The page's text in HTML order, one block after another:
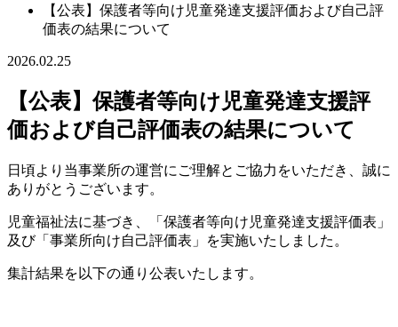
【公表】保護者等向け児童発達支援評価および自己評
価表の結果について
2026.02.25
【公表】保護者等向け児童発達支援評
価および自己評価表の結果について
日頃より当事業所の運営にご理解とご協力をいただき、誠に
ありがとうございます。
児童福祉法に基づき、「保護者等向け児童発達支援評価表」
及び「事業所向け自己評価表」を実施いたしました。
集計結果を以下の通り公表いたします。